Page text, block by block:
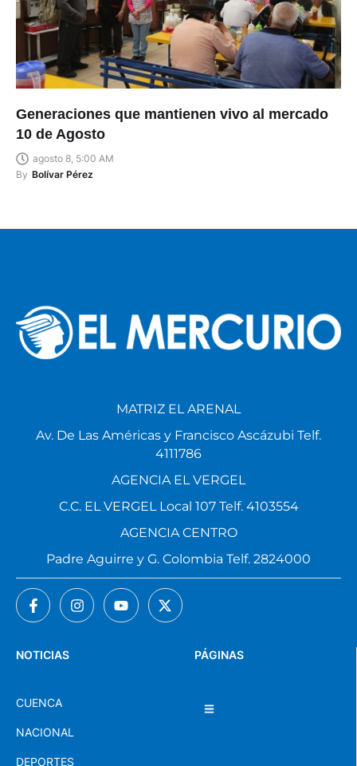
Generaciones que mantienen vivo al mercado
10 de Agosto
agosto 8, 5:00 AM
By Bolívar Pérez
PÁGINAS
NOTICIAS
CUENCA
NACIONAL
DEPORTES
MATRIZ EL ARENAL
Av. De Las Américas y Francisco Ascázubi Telf.
4111786
AGENCIA EL VERGEL
C.C. EL VERGEL Local 107 Telf. 4103554
AGENCIA CENTRO
Padre Aguirre y G. Colombia Telf. 2824000